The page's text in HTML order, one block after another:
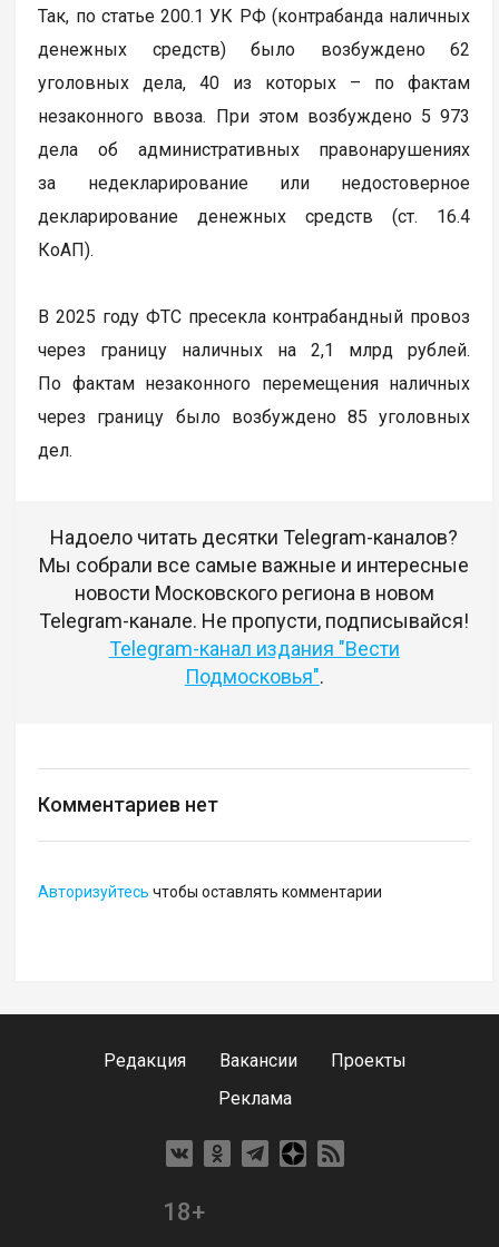
Так, по статье 200.1 УК РФ (контрабанда наличных
денежных средств) было возбуждено 62
уголовных дела, 40 из которых – по фактам
незаконного ввоза. При этом возбуждено 5 973
дела об административных правонарушениях
за недекларирование или недостоверное
декларирование денежных средств (ст. 16.4
КоАП).
В 2025 году ФТС пресекла контрабандный провоз
через границу наличных на 2,1 млрд рублей.
По фактам незаконного перемещения наличных
через границу было возбуждено 85 уголовных
дел.
Надоело читать десятки Telegram-каналов?
Мы собрали все самые важные и интересные
новости Московского региона в новом
Telegram-канале. Не пропусти, подписывайся!
Telegram-канал издания "Вести
Подмосковья".
Комментариев нет
Авторизуйтесь чтобы оставлять комментарии
Редакция Вакансии
Проекты
Реклама
18+